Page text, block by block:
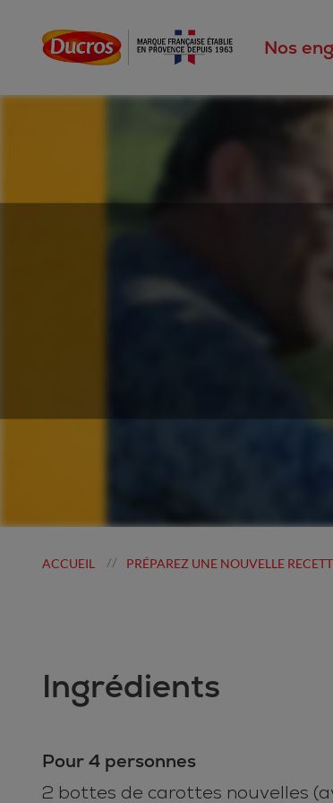
Nos
ACCUEIL // PRÉPAREZ UNE NOUVELLE
Ingrédients
Pour 4 personnes
2 bottes de carottes nouvelles